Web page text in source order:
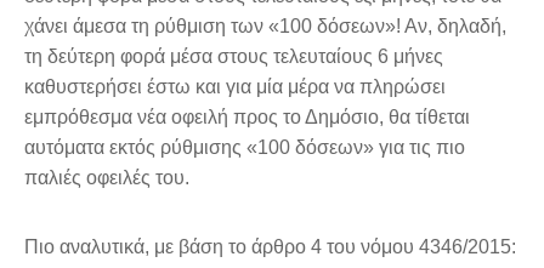
χάνει άμεσα τη ρύθμιση των «100 δόσεων»! Αν, δηλαδή,
τη δεύτερη φορά μέσα στους τελευταίους 6 μήνες
καθυστερήσει έστω και για μία μέρα να πληρώσει
εμπρόθεσμα νέα οφειλή προς το Δημόσιο, θα τίθεται
αυτόματα εκτός ρύθμισης «100 δόσεων» για τις πιο
παλιές οφειλές του.
Πιο αναλυτικά, με βάση το άρθρο 4 του νόμου 4346/2015: